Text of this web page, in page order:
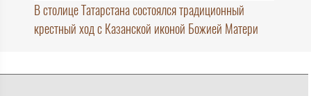
В столице Татарстана состоялся традиционный
крестный ход с Казанской иконой Божией Матери